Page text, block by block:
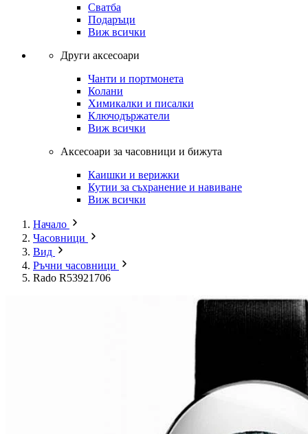
Сватба
Подаръци
Виж всички
Други аксесоари
Чанти и портмонета
Колани
Химикалки и писалки
Ключодържатели
Виж всички
Аксесоари за часовници и бижута
Каишки и верижки
Кутии за съхранение и навиване
Виж всички
Начало
Часовници
Вид
Ръчни часовници
Rado R53921706